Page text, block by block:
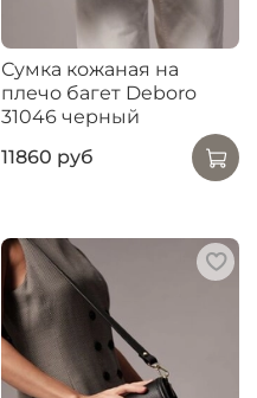
Сумка кожаная на
плечо багет Deboro
31046 черный
11860 руб